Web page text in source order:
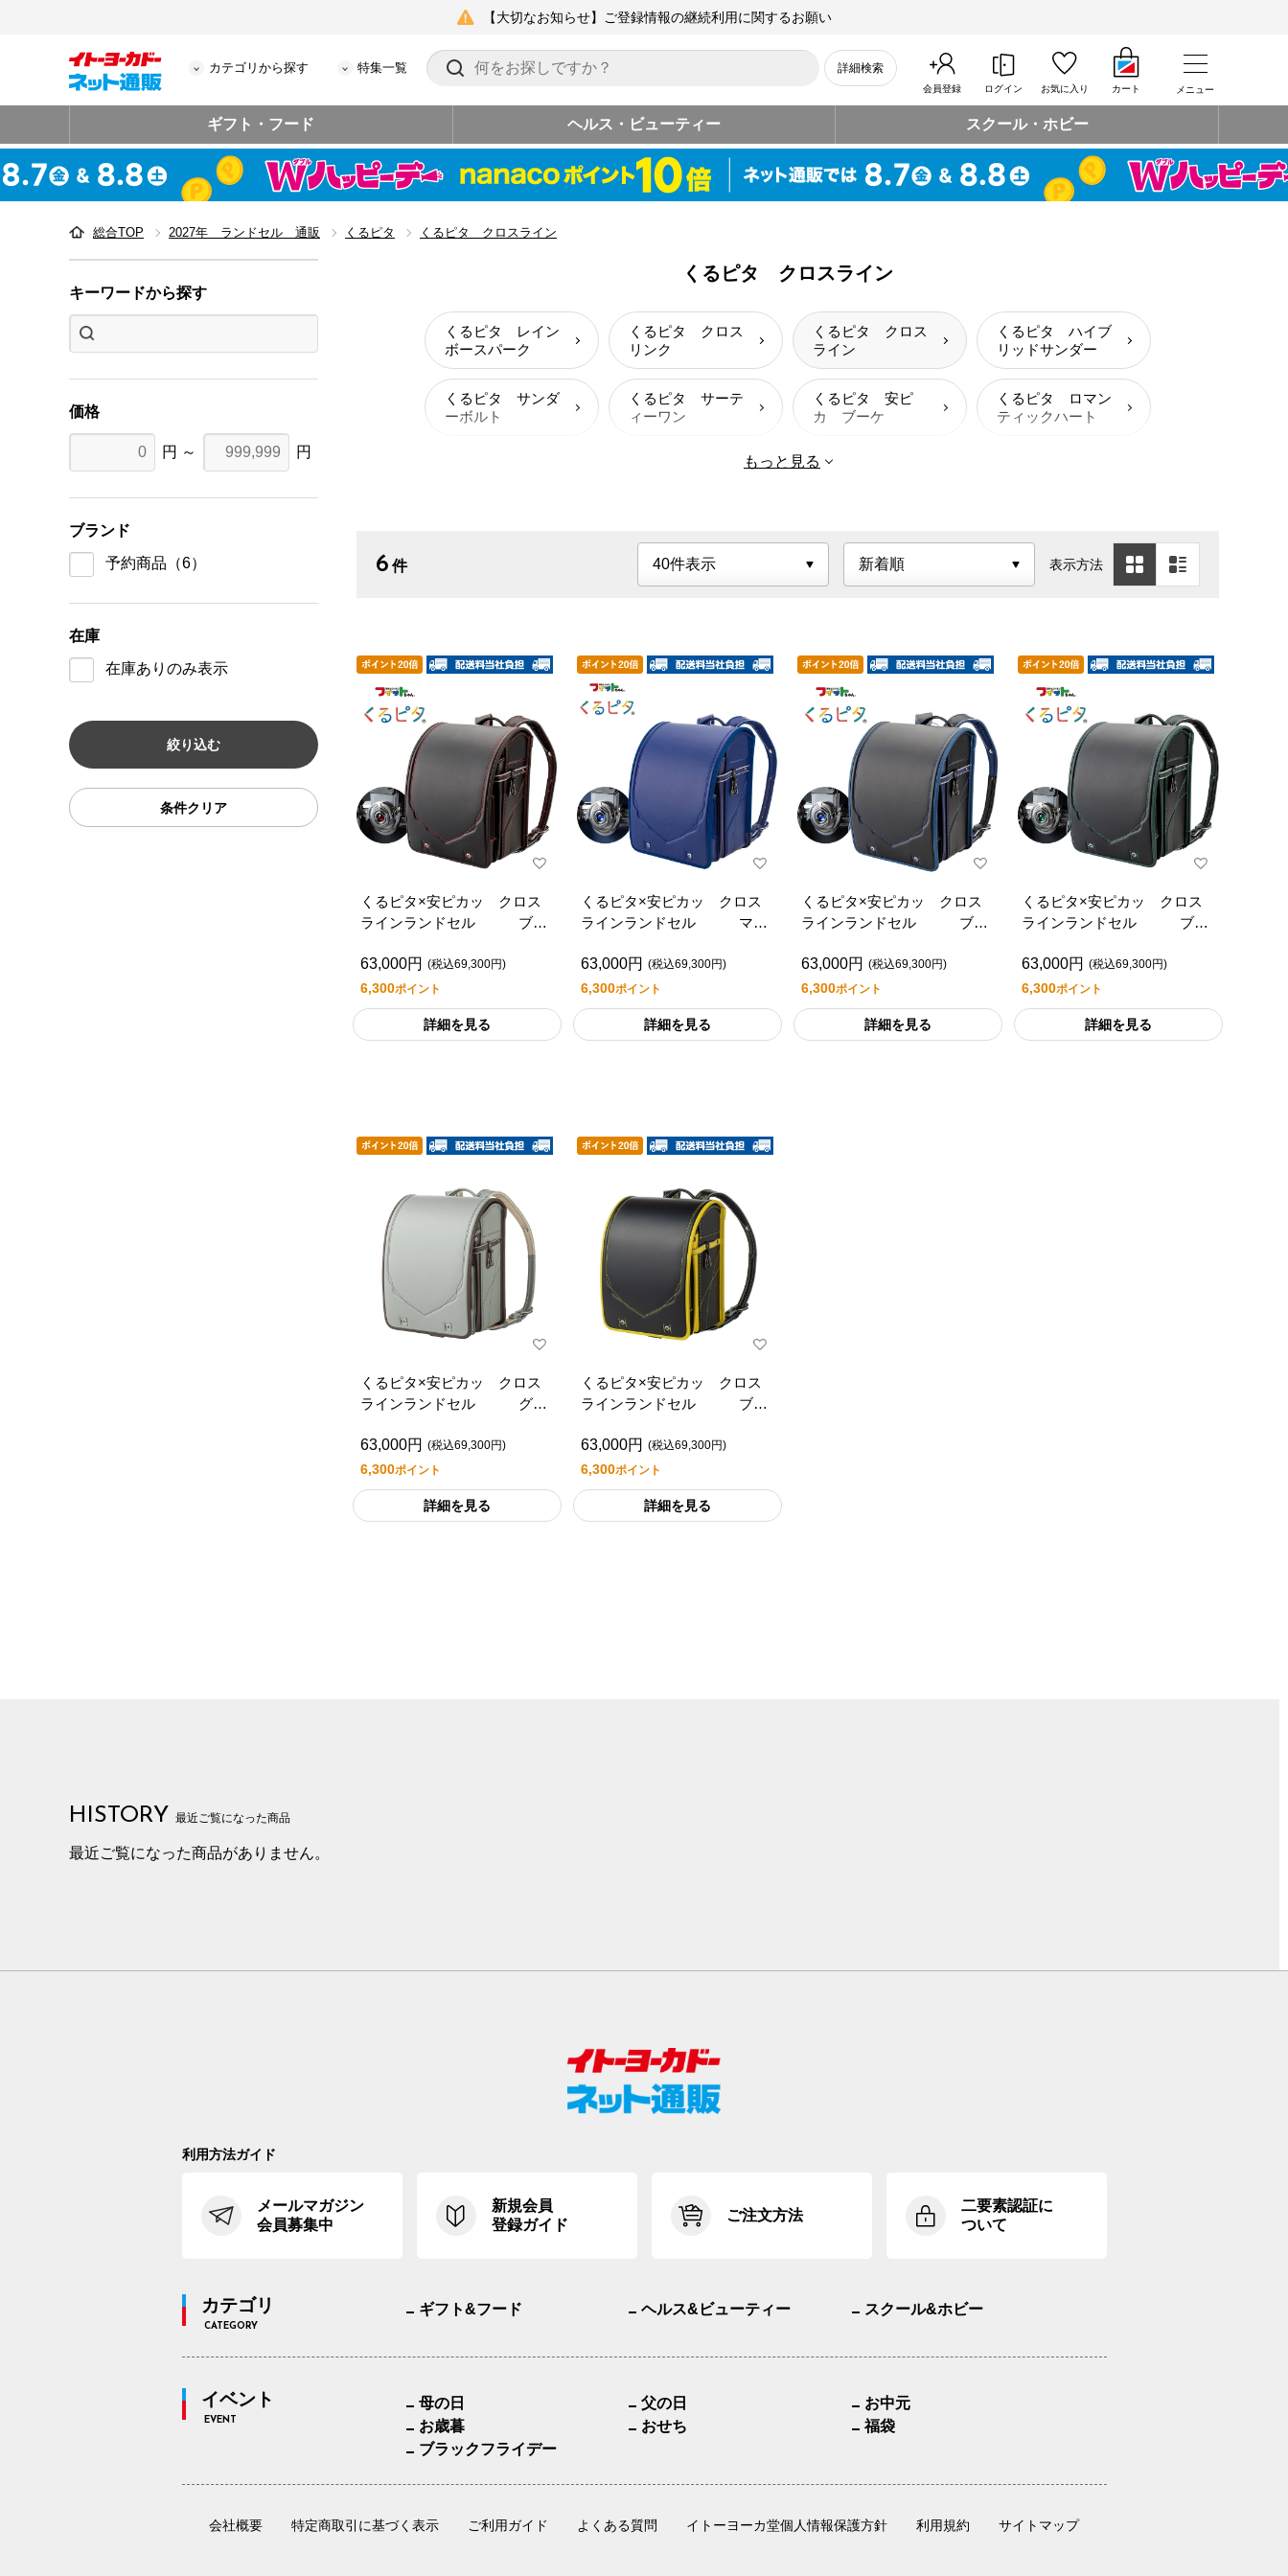
【大切なお知らせ】ご登録情報の継続利用に関するお願い
カテゴリから探す 特集一覧 詳細検索
会員登録 ログイン お気に入り カート メニュー
ギフト・フード ヘルス・ビューティー スクール・ホビー
総合TOP 2027年 ランドセル 通販 くるピタ くるピタ クロスライン
キーワードから探す
価格
円 ～ 円
ブランド
予約商品 （6）
在庫
在庫ありのみ表示
条件クリア
くるピタ クロスライン
くるピタ レイン
ボースパーク
くるピタ クロス
リンク
くるピタ クロス
ライン
くるピタ ハイブ
リッドサンダー
くるピタ サンダ
ーボルト
くるピタ サーテ
ィーワン
くるピタ 安ピ
カ ブーケ
くるピタ ロマン
ティックハート
くるピタ エレガ
もっと見る
6 件 表示方法
くるピタ×安ピカッ クロス
ラインランドセル ブラ
63,000円 (税込69,300円)
6,300ポイント
詳細を見る
くるピタ×安ピカッ クロス
ラインランドセル マリ
63,000円 (税込69,300円)
6,300ポイント
詳細を見る
くるピタ×安ピカッ クロス
ラインランドセル ブラ
63,000円 (税込69,300円)
6,300ポイント
詳細を見る
くるピタ×安ピカッ クロス
ラインランドセル ブラ
63,000円 (税込69,300円)
6,300ポイント
詳細を見る
くるピタ×安ピカッ クロス
ラインランドセル グレ
63,000円 (税込69,300円)
6,300ポイント
詳細を見る
くるピタ×安ピカッ クロス
ラインランドセル ブラ
63,000円 (税込69,300円)
6,300ポイント
詳細を見る
HISTORY 最近ご覧になった商品
最近ご覧になった商品がありません。
利用方法ガイド
メールマガジン
会員募集中
新規会員
登録ガイド
ご注文方法
二要素認証に
ついて
カテゴリ
CATEGORY
ギフト&フード ヘルス&ビューティー スクール&ホビー
イベント
EVENT
母の日 父の日
お中元
お歳暮
おせち
福袋
ブラックフライデー
会社概要 特定商取引に基づく表示 ご利用ガイド よくある質問 イトーヨーカ堂個人情報保護方針 利用規約 サイトマップ